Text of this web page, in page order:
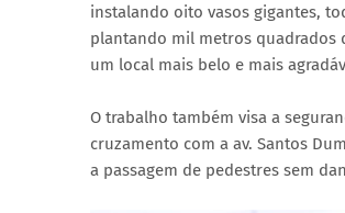
instalando oito vasos gigantes,
plantando mil metros quadrados
um local mais belo e mais
O trabalho também visa a
cruzamento com a av. Santos
a passagem de pedestres sem